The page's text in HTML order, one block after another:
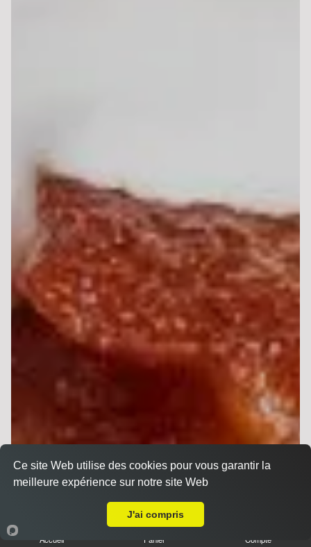
Sandwichs
Accueil Panier Compte
Ce site Web utilise des cookies pour vous garantir la
meilleure expérience sur notre site Web
J'ai compris